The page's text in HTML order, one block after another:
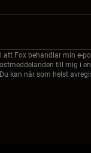
Fox behandlar min e-
till mig i
kan när som helst